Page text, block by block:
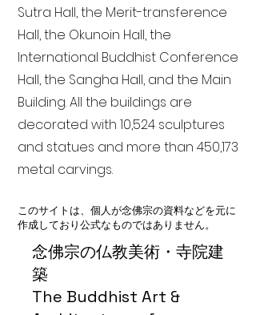
念佛宗の仏教美術・寺院建
築
The Buddhist Art &
Sutra Hall, the Merit-transference
Hall, the Okunoin Hall, the
International Buddhist Conference
Hall, the Sangha Hall, and the Main
Building. All the buildings are
decorated with 10,524 sculptures
and statues and more than 450,173
metal carvings.
このサイトは、個人が念佛宗の資料などを元に
作成しており公式なものではありません。